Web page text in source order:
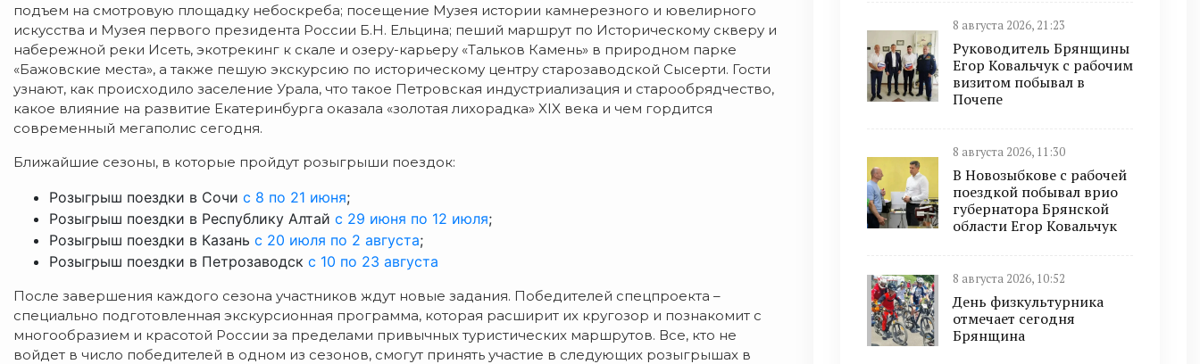
подъем на смотровую площадку небоскреба; посещение Музея истории камнерезного и ювелирного
искусства и Музея первого президента России Б.Н. Ельцина; пеший маршрут по Историческому скверу и
набережной реки Исеть, экотрекинг к скале и озеру-карьеру «Тальков Камень» в природном парке
«Бажовские места», а также пешую экскурсию по историческому центру старозаводской Сысерти. Гости
узнают, как происходило заселение Урала, что такое Петровская индустриализация и старообрядчество,
какое влияние на развитие Екатеринбурга оказала «золотая лихорадка» XIX века и чем гордится
современный мегаполис сегодня.
Ближайшие сезоны, в которые пройдут розыгрыши поездок:
Розыгрыш поездки в Сочи с 8 по 21 июня;
Розыгрыш поездки в Республику Алтай с 29 июня по 12 июля;
Розыгрыш поездки в Казань с 20 июля по 2 августа;
Розыгрыш поездки в Петрозаводск с 10 по 23 августа
После завершения каждого сезона участников ждут новые задания. Победителей спецпроекта –
специально подготовленная экскурсионная программа, которая расширит их кругозор и познакомит с
многообразием и красотой России за пределами привычных туристических маршрутов. Все, кто не
войдет в число победителей в одном из сезонов, смогут принять участие в следующих розыгрышах в
8 августа 2026, 21:23
Руководитель Брянщины
Егор Ковальчук с рабочим
визитом побывал в
Почепе
8 августа 2026, 11:30
В Новозыбкове с рабочей
поездкой побывал врио
губернатора Брянской
области Егор Ковальчук
8 августа 2026, 10:52
День физкультурника
отмечает сегодня
Брянщина